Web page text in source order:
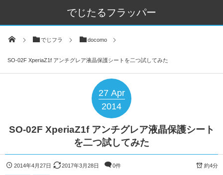
でじたるフラッパー
でじフラ docomo
SO-02F XperiaZ1f アンチグレア液晶保護シートを二つ試してみた
27 Apr
2014
SO-02F XperiaZ1f アンチグレア液晶保護シート
を二つ試してみた
2014年4月27日 2017年3月28日 0件 約4分